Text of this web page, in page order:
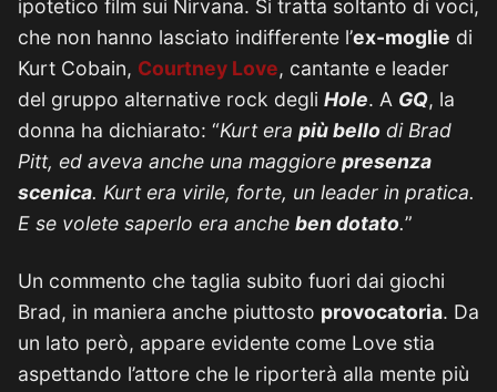
ipotetico film sui Nirvana. Si tratta soltanto di voci,
che non hanno lasciato indifferente l’ex-moglie di
Kurt Cobain, Courtney Love, cantante e leader
del gruppo alternative rock degli Hole. A GQ, la
donna ha dichiarato: “Kurt era più bello di Brad
Pitt, ed aveva anche una maggiore presenza
scenica. Kurt era virile, forte, un leader in pratica.
E se volete saperlo era anche ben dotato.”
Un commento che taglia subito fuori dai giochi
Brad, in maniera anche piuttosto provocatoria. Da
un lato però, appare evidente come Love stia
aspettando l’attore che le riporterà alla mente più